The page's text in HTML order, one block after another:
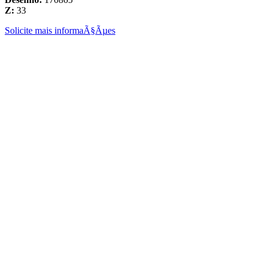
Z: 33
Solicite mais informaÃ§Ãµes